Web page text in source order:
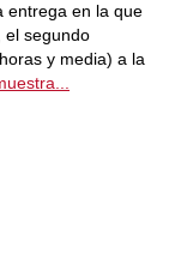
entrega en la que
el segundo
y media) a la